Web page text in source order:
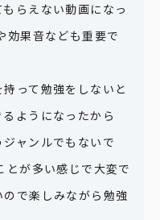
らえない動画になっ
効果音なども重要で
って勉強をしないと
ようになったから
ジャンルでもないで
とが多い感じで大変で
で楽しみながら勉強